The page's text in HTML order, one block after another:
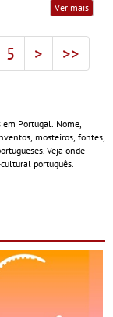
Ver mais
5 > >>
Portugal. Nome,
mosteiros, fontes,
Veja onde
português.